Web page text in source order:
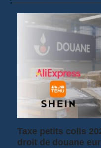
Taxe petits colis
droit de douane